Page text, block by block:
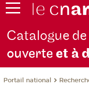
Catalogue
ouverteet à
Portail national